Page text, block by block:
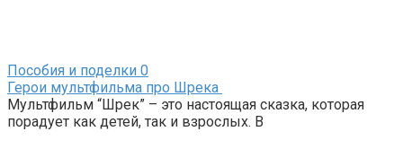
Пособия и поделки 0
Герои мультфильма про Шрека
Мультфильм “Шрек” – это настоящая сказка, которая
порадует как детей, так и взрослых. В